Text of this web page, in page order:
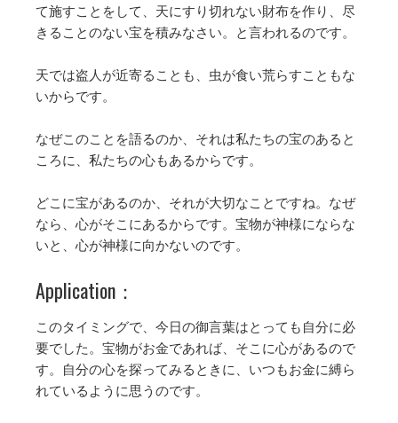
て施すことをして、天にすり切れない財布を作り、尽
きることのない宝を積みなさい。と言われるのです。
天では盗人が近寄ることも、虫が食い荒らすこともな
いからです。
なぜこのことを語るのか、それは私たちの宝のあると
ころに、私たちの心もあるからです。
どこに宝があるのか、それが大切なことですね。なぜ
なら、心がそこにあるからです。宝物が神様にならな
いと、心が神様に向かないのです。
Application：
このタイミングで、今日の御言葉はとっても自分に必
要でした。宝物がお金であれば、そこに心があるので
す。自分の心を探ってみるときに、いつもお金に縛ら
れているように思うのです。